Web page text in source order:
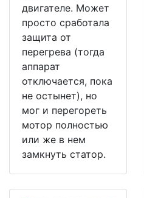
двигателе. Может
просто сработала
защита от
перегрева (тогда
аппарат
отключается, пока
не остынет), но
мог и перегореть
мотор полностью
или же в нем
замкнуть статор.